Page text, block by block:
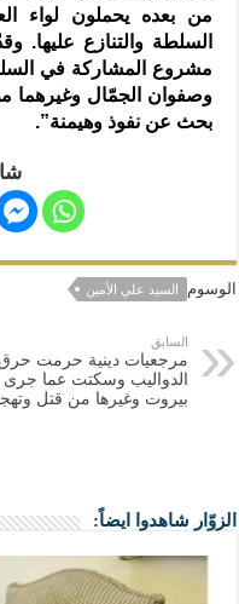
من بعده يحملون لواء
السلطة والتنازع عليها.
مشروع المشاركة في
وصفوان الجمّال وغيرهما
بحث عن نفوذ وهيمنة”.
الوسوم السيد علي الأمين
السابق
مرجعيات دينية حرمت حرق
الدواليب وسكتت عما
بيروت وغيرها من قتل
الزوّار شاهدوا ايضاً: